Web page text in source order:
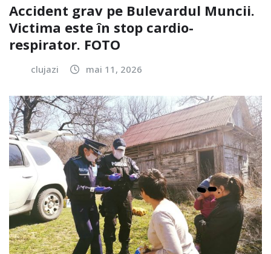
Accident grav pe Bulevardul Muncii.
Victima este în stop cardio-
respirator. FOTO
clujazi mai 11, 2026